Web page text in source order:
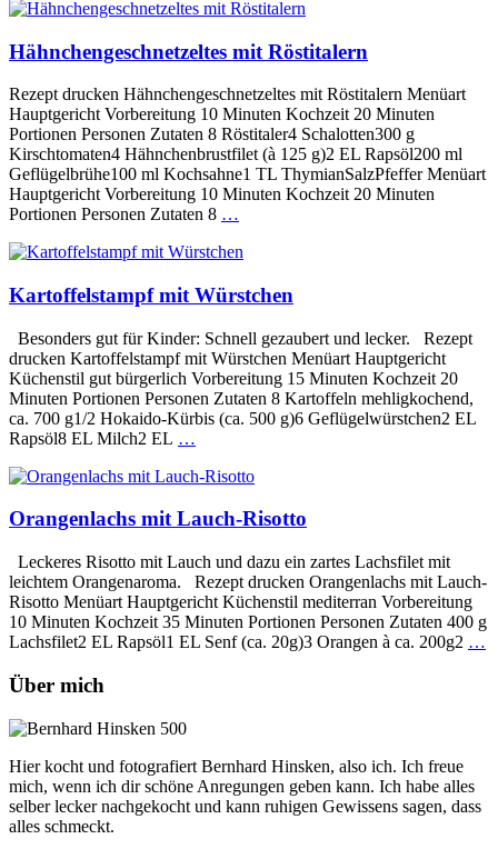
Hähnchengeschnetzeltes mit Röstitalern
Rezept drucken Hähnchengeschnetzeltes mit Röstitalern Menüart
Hauptgericht Vorbereitung 10 Minuten Kochzeit 20 Minuten
Portionen Personen Zutaten 8 Röstitaler4 Schalotten300 g
Kirschtomaten4 Hähnchenbrustfilet (à 125 g)2 EL Rapsöl200 ml
Geflügelbrühe100 ml Kochsahne1 TL ThymianSalzPfeffer Menüart
Hauptgericht Vorbereitung 10 Minuten Kochzeit 20 Minuten
Portionen Personen Zutaten 8 …
Kartoffelstampf mit Würstchen
Besonders gut für Kinder: Schnell gezaubert und lecker. Rezept
drucken Kartoffelstampf mit Würstchen Menüart Hauptgericht
Küchenstil gut bürgerlich Vorbereitung 15 Minuten Kochzeit 20
Minuten Portionen Personen Zutaten 8 Kartoffeln mehligkochend,
ca. 700 g1/2 Hokaido-Kürbis (ca. 500 g)6 Geflügelwürstchen2 EL
Rapsöl8 EL Milch2 EL …
Orangenlachs mit Lauch-Risotto
Leckeres Risotto mit Lauch und dazu ein zartes Lachsfilet mit
leichtem Orangenaroma. Rezept drucken Orangenlachs mit Lauch-
Risotto Menüart Hauptgericht Küchenstil mediterran Vorbereitung
10 Minuten Kochzeit 35 Minuten Portionen Personen Zutaten 400 g
Lachsfilet2 EL Rapsöl1 EL Senf (ca. 20g)3 Orangen à ca. 200g2 …
Über mich
Hier kocht und fotografiert Bernhard Hinsken, also ich. Ich freue
mich, wenn ich dir schöne Anregungen geben kann. Ich habe alles
selber lecker nachgekocht und kann ruhigen Gewissens sagen, dass
alles schmeckt.